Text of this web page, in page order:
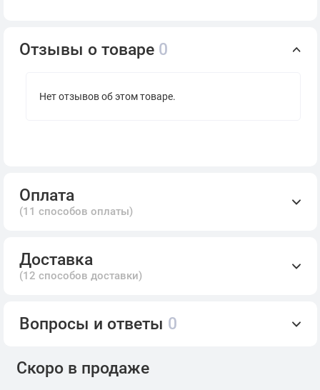
Отзывы о товаре 0
Нет отзывов об этом товаре.
Оплата
(11 способов оплаты)
Доставка
(12 способов доставки)
Вопросы и ответы 0
Скоро в продаже